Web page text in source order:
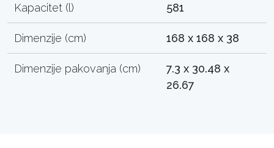
Kapacitet (l) 581
Dimenzije (cm) 168 x 168 x 38
Dimenzije pakovanja (cm)
7.3 x 30.48 x
26.67